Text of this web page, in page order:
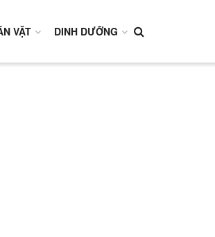
VẶT DINH DƯỠNG